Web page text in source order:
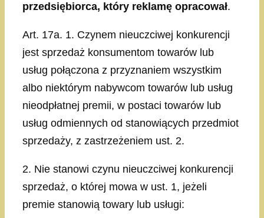
przedsiębiorca, który reklamę opracował.
Art. 17a. 1. Czynem nieuczciwej konkurencji
jest sprzedaż konsumentom towarów lub
usług połączona z przyznaniem wszystkim
albo niektórym nabywcom towarów lub usług
nieodpłatnej premii, w postaci towarów lub
usług odmiennych od stanowiących przedmiot
sprzedaży, z zastrzeżeniem ust. 2.
2. Nie stanowi czynu nieuczciwej konkurencji
sprzedaż, o której mowa w ust. 1, jeżeli
premie stanowią towary lub usługi: